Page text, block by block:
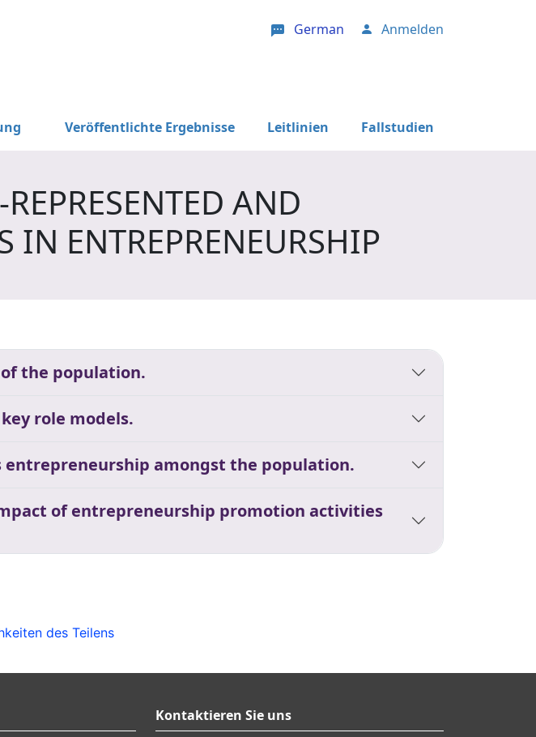
German User account menu
Anmelden
Veröffentlichte Ergebnisse Leitlinien Fallstudien
AND
IN ENTREPRENEURSHIP
the population.
role models.
amongst the population.
of entrepreneurship promotion activities
des Teilens
Kontaktieren Sie uns